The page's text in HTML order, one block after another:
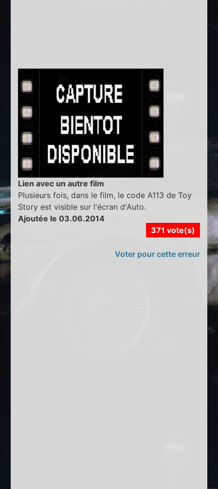
Lien avec un autre film
Plusieurs fois, dans le film, le code A113 de Toy
Story est visible sur l'écran d'Auto.
Ajoutée le 03.06.2014
371 vote(s)
Voter pour cette erreur